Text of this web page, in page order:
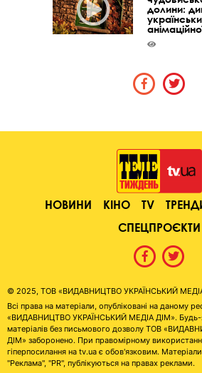
долини:
НОВИНИ КІНО TV
СПЕЦПРОЄКТИ
© 2025, ТОВ «ВИДАВНИЦТВО УКРАЇНСЬКИЙ МЕДІА
Всі права на матеріали, опубліковані на даному
«ВИДАВНИЦТВО УКРАЇНСЬКИЙ МЕДІА ДІМ». Будь-
матеріалів без письмового дозволу ТОВ
ДІМ» заборонено. При правомірному
гіперпосилання на tv.ua є обов'язковим.
"Реклама", "PR", публікуються на правах реклами.